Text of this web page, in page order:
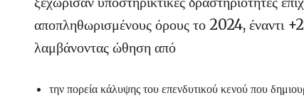
αποπληθωρισμένους όρους το 2024, έναντι
λαμβάνοντας ώθηση από
την πορεία κάλυψης του επενδυτικού κενού που